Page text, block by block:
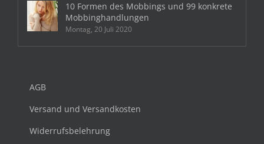
10 Formen des Mobbings und 99 konkrete
Mobbinghandlungen
Montag, 20 Juli 2020
AGB
Versand und Versandkosten
Widerrufsbelehrung